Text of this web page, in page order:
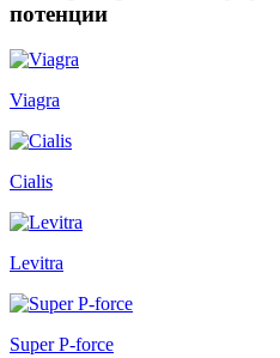
потенции
Viagra
Cialis
Levitra
Super P-force